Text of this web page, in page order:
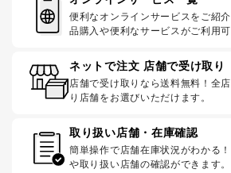
便利なオンラインサービスをご紹
品購入や便利なサービスがご利用可
ネットで注文 店舗で受け取り
店舗で受け取りなら送料無料！全
り店舗をお選びいただけます。
取り扱い店舗・在庫確認
簡単操作で店舗在庫状況がわかる
や取り扱い店舗の確認ができます。